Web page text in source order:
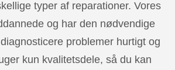
typer af reparationer. Vores
og har den nødvendige
problemer hurtigt og
kun kvalitetsdele, så du kan